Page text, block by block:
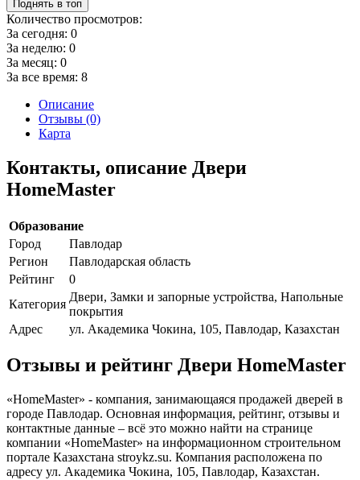
Поднять в топ
Количество просмотров:
За сегодня: 0
За неделю: 0
За месяц: 0
За все время: 8
Описание
Отзывы (0)
Карта
Контакты, описание Двери
HomeMaster
Образование
Город
Павлодар
Регион
Павлодарская область
Рейтинг
0
Категория
Двери, Замки и запорные устройства, Напольные
покрытия
Адрес
ул. Академика Чокина, 105, Павлодар, Казахстан
Отзывы и рейтинг Двери HomeMaster
«HomeMaster» - компания, занимающаяся продажей дверей в
городе Павлодар. Основная информация, рейтинг, отзывы и
контактные данные – всё это можно найти на странице
компании «HomeMaster» на информационном строительном
портале Казахстана stroykz.su. Компания расположена по
адресу ул. Академика Чокина, 105, Павлодар, Казахстан.